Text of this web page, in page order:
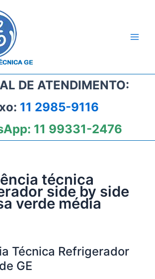
DE ATENDIMENTO:
11 2985-9116
11 99331-2476
técnica
side by side
verde média
Técnica Refrigerador
GE